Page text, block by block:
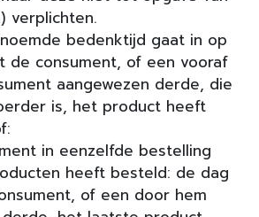
verplichten.
bedenktijd gaat in op
de consument, of een vooraf
aangewezen derde, die
is, het product heeft
in eenzelfde bestelling
heeft besteld: de dag
of een door hem